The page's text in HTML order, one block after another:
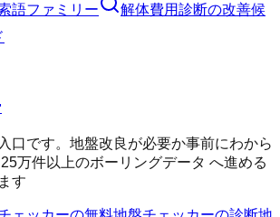
語ファミリー 解体費用診断の改善候
口です。地盤改良が必要か事前にわから
万件以上のボーリングデータ へ進める
す